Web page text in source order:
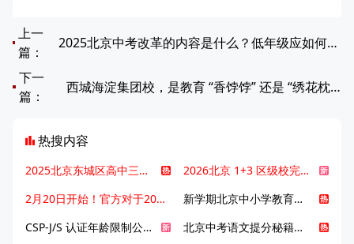
上一
篇：
2025北京中考改革的内容是什么？低年级应如何应对中考改革？
下一
篇：
西城海淀集团校，是教育 “香饽饽” 还是 “绣花枕头”？
热搜内容
2025北京东城区高中三大梯队高中有哪些？录取分数线是多少？
2026北京 1+3 区级校完整名单发布，13549 个名额该如何规划报考？
2月20日开始！官方对于2025年北京市中招体检问题解答！
新学期北京中小学教育八大变化全解析：学位、政策、教学等方面迎新变革
CSP-J/S 认证年龄限制公告发布，新规即日起实施！
北京中考语文提分秘籍！攻克 5000 易混易错字